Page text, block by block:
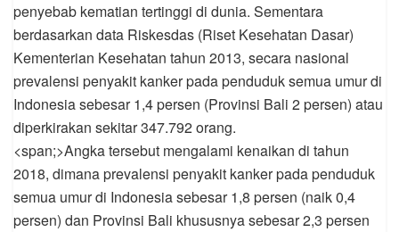
penyebab kematian tertinggi di dunia. Sementara
berdasarkan data Riskesdas (Riset Kesehatan Dasar)
Kementerian Kesehatan tahun 2013, secara nasional
prevalensi penyakit kanker pada penduduk semua umur di
Indonesia sebesar 1,4 persen (Provinsi Bali 2 persen) atau
diperkirakan sekitar 347.792 orang.
<span;>Angka tersebut mengalami kenaikan di tahun
2018, dimana prevalensi penyakit kanker pada penduduk
semua umur di Indonesia sebesar 1,8 persen (naik 0,4
persen) dan Provinsi Bali khususnya sebesar 2,3 persen